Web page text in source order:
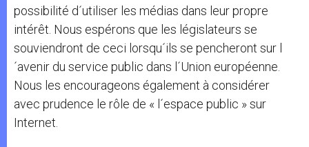
possibilité d´utiliser les médias dans leur propre
intérêt. Nous espérons que les législateurs se
souviendront de ceci lorsqu´ils se pencheront sur l
´avenir du service public dans l´Union européenne.
Nous les encourageons également à considérer
avec prudence le rôle de « l´espace public » sur
Internet.